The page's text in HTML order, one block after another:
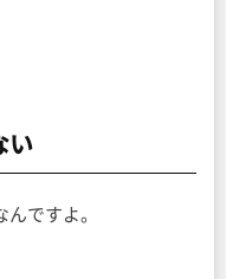
い
ですよ。